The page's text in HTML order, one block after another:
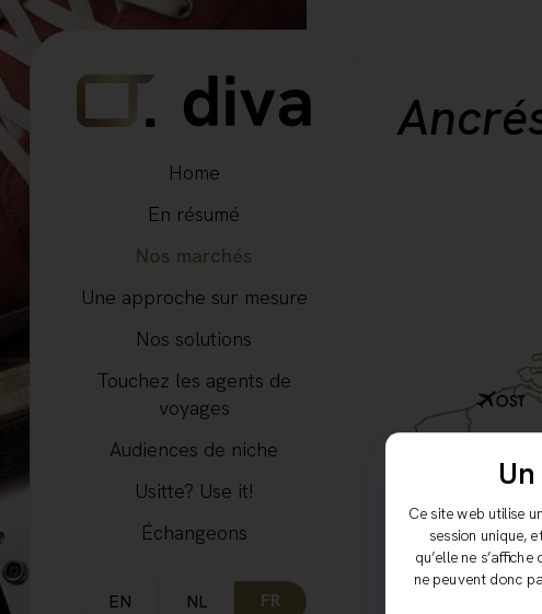
Home
En résumé
Nos marchés
Une approche sur mesure
Nos solutions
Touchez les agents de
voyages
Audiences de niche
Usitte? Use it!
Échangeons
EN NL FR
Ce site web utilise
session unique,
qu’elle ne
ne peuvent donc